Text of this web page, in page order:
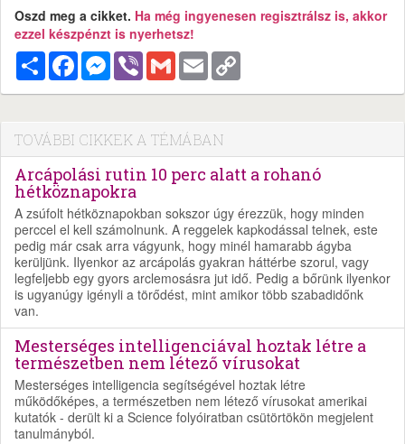
Oszd meg a cikket. Ha még ingyenesen regisztrálsz is, akkor
ezzel készpénzt is nyerhetsz!
MegosztásFacebookMessenger
Viber Gmail Email
TOVÁBBI CIKKEK A TÉMÁBAN
Arcápolási rutin 10 perc alatt a rohanó
hétköznapokra
A zsúfolt hétköznapokban sokszor úgy érezzük, hogy minden
perccel el kell számolnunk. A reggelek kapkodással telnek, este
pedig már csak arra vágyunk, hogy minél hamarabb ágyba
kerüljünk. Ilyenkor az arcápolás gyakran háttérbe szorul, vagy
legfeljebb egy gyors arclemosásra jut idő. Pedig a bőrünk ilyenkor
is ugyanúgy igényli a törődést, mint amikor több szabadidőnk
van.
Mesterséges intelligenciával hoztak létre a
természetben nem létező vírusokat
Mesterséges intelligencia segítségével hoztak létre
működőképes, a természetben nem létező vírusokat amerikai
kutatók - derült ki a Science folyóiratban csütörtökön megjelent
tanulmányból.